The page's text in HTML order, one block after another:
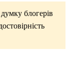
блогерів